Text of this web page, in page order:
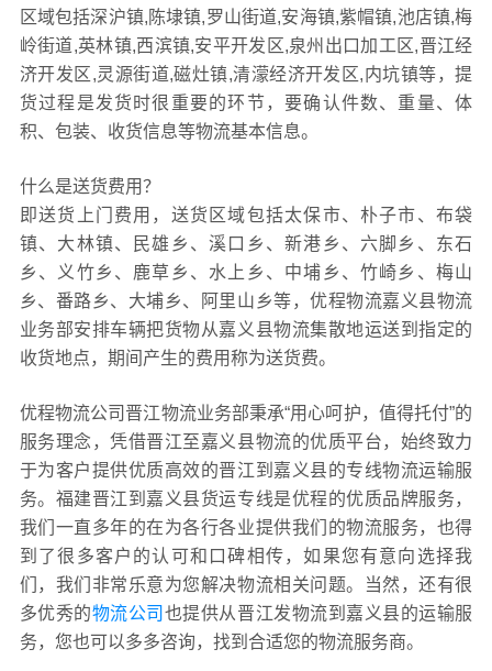
区域包括深沪镇,陈埭镇,罗山街道,安海镇,紫帽镇,池店镇,梅
岭街道,英林镇,西滨镇,安平开发区,泉州出口加工区,晋江经
济开发区,灵源街道,磁灶镇,清濛经济开发区,内坑镇等，提
货过程是发货时很重要的环节，要确认件数、重量、体
积、包装、收货信息等物流基本信息。
什么是送货费用？
即送货上门费用，送货区域包括太保市、朴子市、布袋
镇、大林镇、民雄乡、溪口乡、新港乡、六脚乡、东石
乡、义竹乡、鹿草乡、水上乡、中埔乡、竹崎乡、梅山
乡、番路乡、大埔乡、阿里山乡等，优程物流嘉义县物流
业务部安排车辆把货物从嘉义县物流集散地运送到指定的
收货地点，期间产生的费用称为送货费。
优程物流公司晋江物流业务部秉承“用心呵护，值得托付”的
服务理念，凭借晋江至嘉义县物流的优质平台，始终致力
于为客户提供优质高效的晋江到嘉义县的专线物流运输服
务。福建晋江到嘉义县货运专线是优程的优质品牌服务，
我们一直多年的在为各行各业提供我们的物流服务，也得
到了很多客户的认可和口碑相传，如果您有意向选择我
们，我们非常乐意为您解决物流相关问题。当然，还有很
多优秀的物流公司 也提供从晋江发物流到嘉义县的运输服
务，您也可以多多咨询，找到合适您的物流服务商。